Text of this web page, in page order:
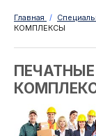
Главная /
КОМПЛЕКСЫ